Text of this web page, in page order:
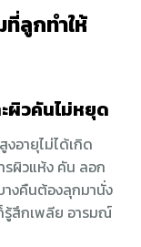
ที่ลูกทำให้
ผิวคันไม่หยุด
อายุไม่ได้เกิด
รผิวแห้ง คัน ลอก
งคืนต้องลุกมานั่ง
รู้สึกเพลีย อารมณ์